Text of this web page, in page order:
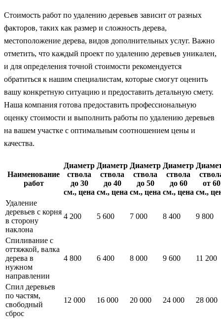
Стоимость работ по удалению деревьев зависит от разных
факторов, таких как размер и сложность дерева,
местоположение дерева, видов дополнительных услуг. Важно
отметить, что каждый проект по удалению деревьев уникален,
и для определения точной стоимости рекомендуется
обратиться к нашим специалистам, которые смогут оценить
вашу конкретную ситуацию и предоставить детальную смету.
Наша компания готова предоставить профессиональную
оценку стоимости и выполнить работы по удалению деревьев
на вашем участке с оптимальным соотношением цены и
качества.
Наименование
работ
Диаметр
ствола
до 30
см., цена
Диаметр
ствола
до 40
см., цена
Диаметр
ствола
до 50
см., цена
Диаметр
ствола
до 60
см., цена
от 60
см.,
Удаление
деревьев с корня
в сторону
наклона
4 200 5 600 7 000 8 400 9 800
Спиливание с
оттяжкой, валка
дерева в
нужном
направлении
4 800 6 400 8 000 9 600 11 200
Спил деревьев
по частям,
свободный
сброс
12 000 16 000 20 000 24 000 28 000